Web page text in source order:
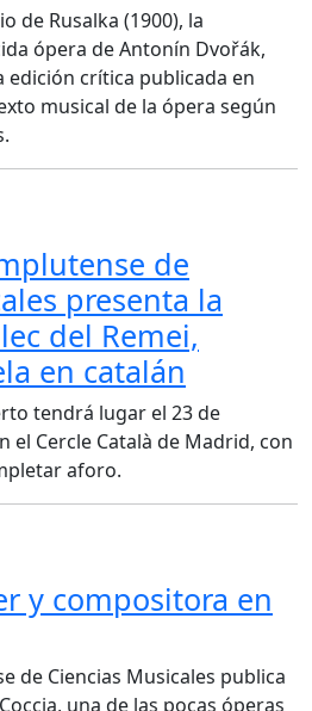
de Rusalka (1900), la
ópera de Antonín Dvořák,
edición crítica publicada en
musical de la ópera según
de
presenta la
del Remei,
en catalán
tendrá lugar el 23 de
el Cercle Català de Madrid, con
aforo.
y compositora en
de Ciencias Musicales publica
una de las pocas óperas